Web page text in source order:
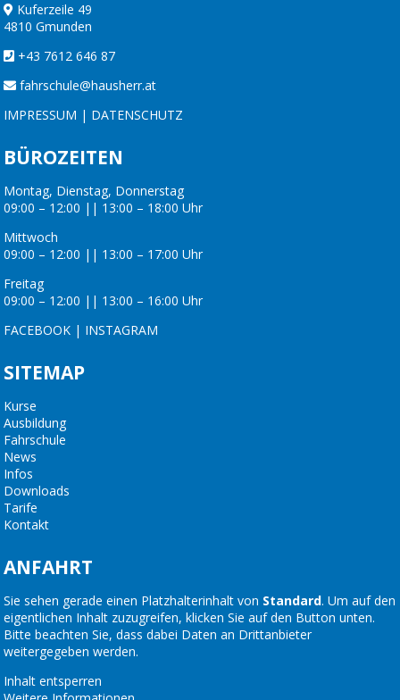
Kuferzeile 49
4810 Gmunden
+43 7612 646 87
fahrschule@hausherr.at
IMPRESSUM | DATENSCHUTZ
BÜROZEITEN
Montag, Dienstag, Donnerstag
09:00 – 12:00 || 13:00 – 18:00 Uhr
Mittwoch
09:00 – 12:00 || 13:00 – 17:00 Uhr
Freitag
09:00 – 12:00 || 13:00 – 16:00 Uhr
FACEBOOK | INSTAGRAM
SITEMAP
Kurse
Ausbildung
Fahrschule
News
Infos
Downloads
Tarife
Kontakt
ANFAHRT
Sie sehen gerade einen Platzhalterinhalt von Standard. Um auf den
eigentlichen Inhalt zuzugreifen, klicken Sie auf den Button unten.
Bitte beachten Sie, dass dabei Daten an Drittanbieter
weitergegeben werden.
Inhalt entsperren